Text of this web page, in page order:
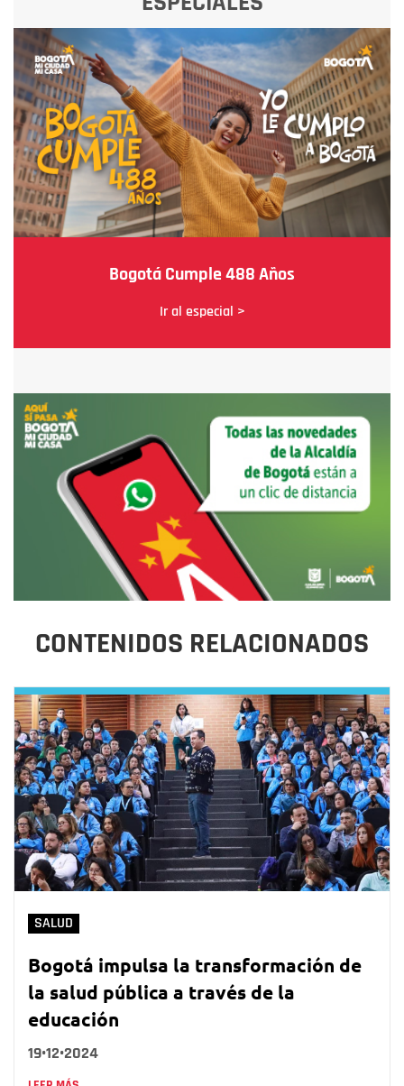
Bogotá Cumple 488 Años
Ir al especial >
CONTENIDOS RELACIONADOS
SALUD
Bogotá impulsa la transformación de
la salud pública a través de la
educación
19•12•2024